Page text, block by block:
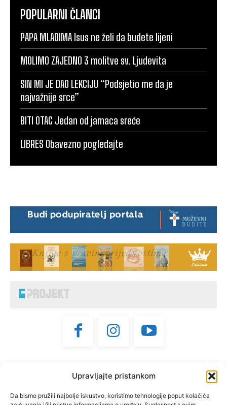
Upravljajte pristankom
Da bismo pružili najbolje iskustvo, koristimo tehnologije poput kolačića
POPULARNI ČLANCI
PAPA MLADIMA Isus ne želi da budete lijeni
MOLIMO ZAJEDNO 3 molitve sv. Ljudevita
SIN MI JE DAO LEKCIJU “Podsjetio me da je
najvažnije srce”
BITI OTAC Jedan od jamaca sreće
LIBRES Obavezno pogledajte
muževni budite, čvrsti."
(1 KOR 16, 13)